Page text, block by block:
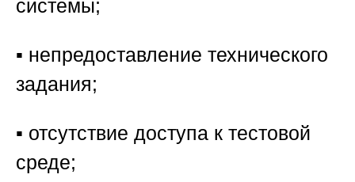
системы;
▪️ непредоставление технического
задания;
▪️ отсутствие доступа к тестовой
среде;